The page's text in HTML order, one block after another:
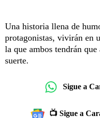
Una historia llena de
protagonistas, vivirán en
la que ambos tendrán
suerte.
Sigue a
📺 Sigue a